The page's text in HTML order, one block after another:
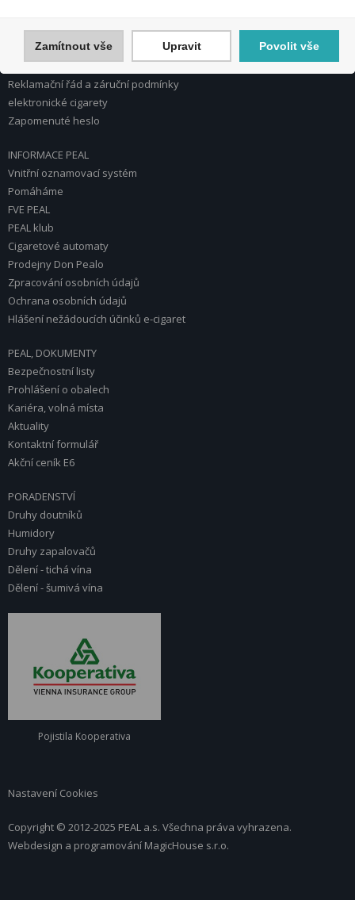
Nápověda k registraci a nákupu
Obchodní podmínky
Reklamace
Reklamační řád a záruční podmínky
elektronické cigarety
Zapomenuté heslo
INFORMACE PEAL
Vnitřní oznamovací systém
Pomáháme
FVE PEAL
PEAL klub
Cigaretové automaty
Prodejny Don Pealo
Zpracování osobních údajů
Ochrana osobních údajů
Hlášení nežádoucích účinků e-cigaret
PEAL, DOKUMENTY
Bezpečnostní listy
Prohlášení o obalech
Kariéra, volná místa
Aktuality
Kontaktní formulář
Akční ceník E6
PORADENSTVÍ
Druhy doutníků
Humidory
Druhy zapalovačů
Dělení - tichá vína
Dělení - šumivá vína
Pojistila Kooperativa
Nastavení Cookies
Copyright © 2012-2025 PEAL a.s. Všechna práva vyhrazena.
Webdesign a programování MagicHouse s.r.o.
Zamítnout vše Upravit Povolit vše